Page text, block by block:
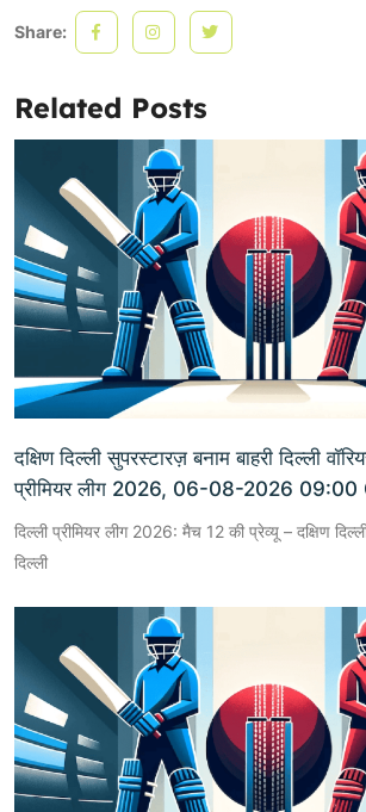
Share:
Related Posts
दक्षिण दिल्ली सुपरस्टारज़ बनाम बाहरी दिल्ली
प्रीमियर लीग 2026, 06-08-2026 09:00
दिल्ली प्रीमियर लीग 2026: मैच 12 की प्रेव्यू – दक्षिण
दिल्ली